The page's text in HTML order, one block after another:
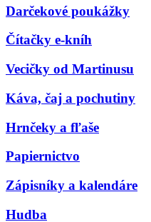
Darčekové poukážky
Čítačky e-kníh
Vecičky od Martinusu
Káva, čaj a pochutiny
Hrnčeky a fľaše
Papiernictvo
Zápisníky a kalendáre
Hudba